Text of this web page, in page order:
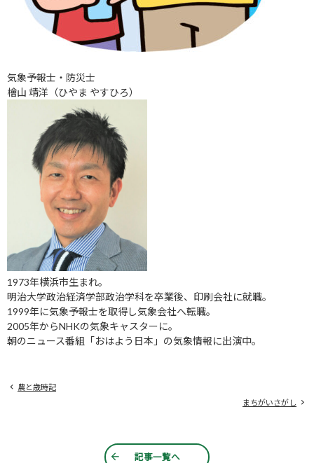
気象予報士・防災士
檜山 靖洋（ひやま やすひろ）
1973年横浜市生まれ。
明治大学政治経済学部政治学科を卒業後、印刷会社に就職。
1999年に気象予報士を取得し気象会社へ転職。
2005年からNHKの気象キャスターに。
朝のニュース番組「おはよう日本」の気象情報に出演中。
農と歳時記
まちがいさがし
記事一覧へ